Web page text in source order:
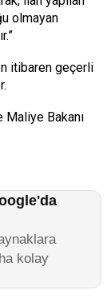
olmayan
itibaren geçerli
Bakanı
kolay